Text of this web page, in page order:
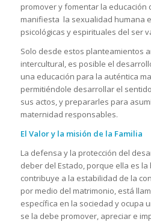
promover y fomentar la educación
manifiesta la sexualidad humana
psicológicas y espirituales del ser
Solo desde estos planteamientos
intercultural, es posible el
una educación para la auténtica
permitiéndole desarrollar el
sus actos, y prepararles para
maternidad responsables.
El Valor y la misión de la Familia
La defensa y la protección del
deber del Estado, porque ella es
contribuye a la estabilidad de la
por medio del matrimonio, está
específica en la sociedad y ocupa
se la debe promover, apreciar e